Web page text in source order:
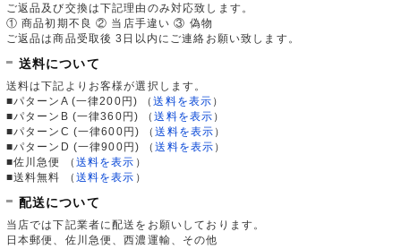
ご返品及び交換は下記理由のみ対応致します。
① 商品初期不良 ② 当店手違い ③ 偽物
ご返品は商品受取後 3日以内にご連絡お願い致します。
送料について
送料は下記よりお客様が選択します。
■パターンA (一律200円)
（送料を表示 ）
■パターンB (一律360円)
（送料を表示 ）
■パターンC (一律600円)
（送料を表示 ）
■パターンD (一律900円)
（送料を表示 ）
■佐川急便
（ 送料を表示 ）
■送料無料
（ 送料を表示 ）
配送について
当店では下記業者に配送をお願いしております。
日本郵便、佐川急便、西濃運輸、その他